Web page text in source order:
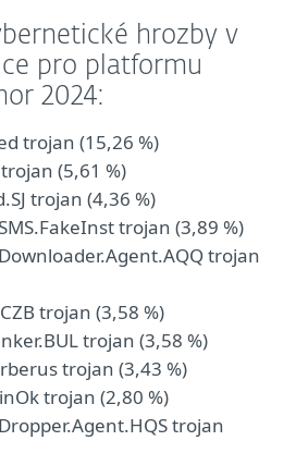
hrozby v
pro platformu
2024:
trojan (15,26 %)
(5,61 %)
trojan (4,36 %)
trojan (3,89 %)
trojan
trojan (3,58 %)
trojan (3,58 %)
trojan (3,43 %)
trojan (2,80 %)
trojan